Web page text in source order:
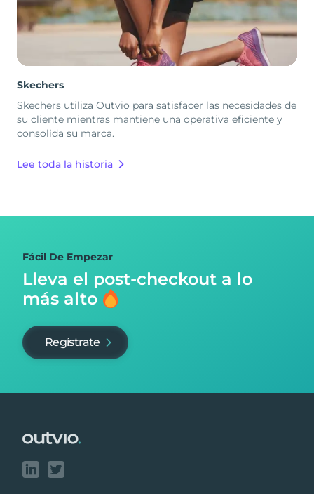
Skechers
Skechers utiliza Outvio para satisfacer las necesidades de
su cliente mientras mantiene una operativa eficiente y
consolida su marca.
Lee toda la historia
Fácil De Empezar
Lleva el post-checkout a lo
más alto
Regístrate